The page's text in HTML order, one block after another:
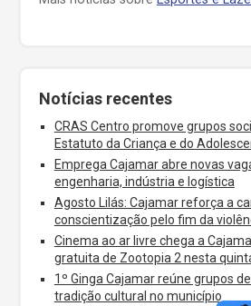
Notícias recentes
CRAS Centro promove grupos
Estatuto da Criança e do
Emprega Cajamar abre novas
engenharia, indústria e logística
Agosto Lilás: Cajamar reforça a
conscientização pelo fim da
Cinema ao ar livre chega a
gratuita de Zootopia 2 nesta
1º Ginga Cajamar reúne grupos
tradição cultural no município